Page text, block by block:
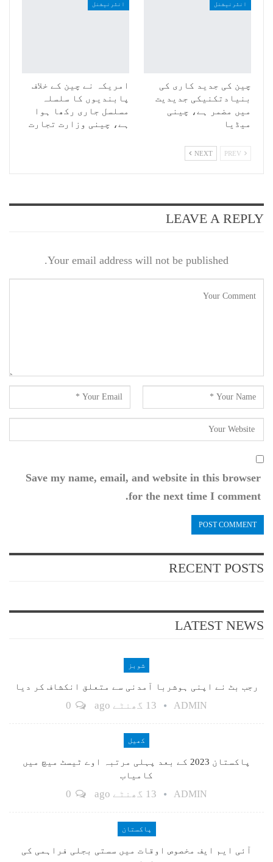
انٹرنیشنل
چین کی جدید کاری کی
بنیادتکنیکی جدیدیت
میں مضمر ہے، چینی
میڈیا
انٹرنیشنل
امریکہ نے چین کے خلاف
پابندیوں کا سلسلہ
مسلسل جاری رکھا ہوا
ہے، چینی وزارت تجارت
NEXT
LEAVE A REPLY
Your email address will not be published.
Save my name, email, and website in this browser
for the next time I comment.
RECENT POSTS
LATEST NEWS
شوبز
رجب بٹ نے اپنی ہوشربا آمدنی سے متعلق انکشاف کر دیا
ADMIN 13 گھنٹے ago
کھیل
پاکستان 2023 کے بعد پہلی مرتبہ اوے ٹیسٹ میچ میں
کامیاب
ADMIN 13 گھنٹے ago
پاکستان
آئی ایم ایف مخصوص اوقات میں سستی بجلی فراہمی کی